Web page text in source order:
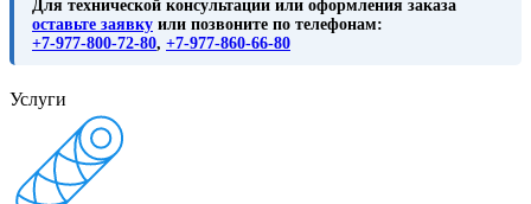
Для технической консультации или оформления заказа
оставьте заявку или позвоните по телефонам:
+7-977-800-72-80, +7-977-860-66-80
Услуги